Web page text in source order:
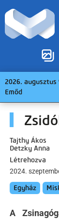
2026. augusztus
Emőd
Tajthy Ákos
Detzky Anna
Létrehozva
2024.
Egyház
A